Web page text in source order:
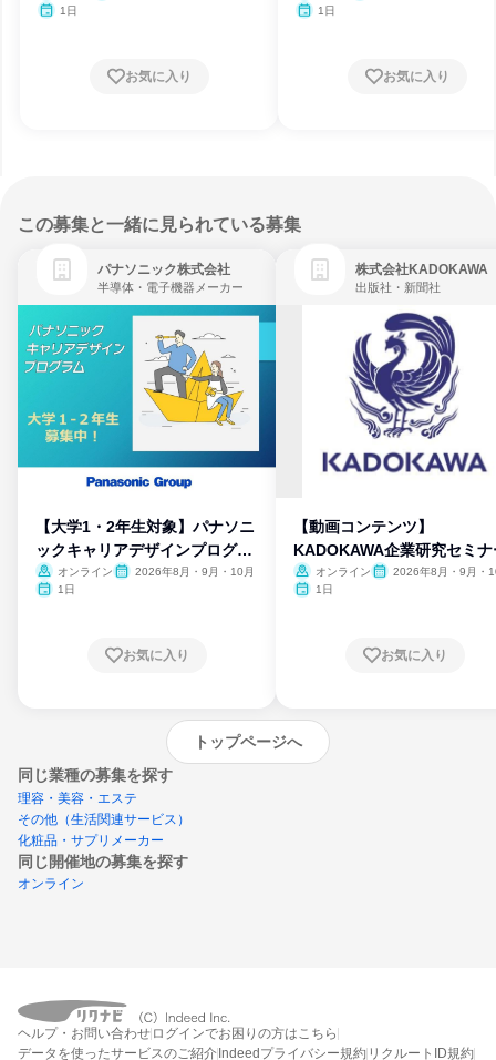
1日
お気に入り
1日
お気に入り
この募集と一緒に見られている募集
パナソニック株式会社
半導体・電子機器メーカー
【大学1・2年生対象】パナソニ
ックキャリアデザインプログラ
ム
オンライン
2026年8月・9月・10月
1日
お気に入り
株式会社KADOKAWA
出版社・新聞社
【動画コンテンツ】
KADOKAWA企業研究セミナ
オンライン
2026年8月・9月・
1日
お気に入り
トップページへ
同じ業種の募集を探す
理容・美容・エステ
その他（生活関連サービス）
化粧品・サプリメーカー
同じ開催地の募集を探す
オンライン
エントリーするとプログラムの詳細案内を
受け取れるようになります
ヘルプ・お問い合わせ ログインでお困りの方はこちら
データを使ったサービスのご紹介 Indeedプライバシー規約 リクルートID規約